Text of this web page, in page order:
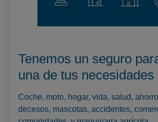
Tenemos un seguro
una de tus necesidades
Coche, moto, hogar, vida, salud,
decesos, mascotas, accidentes,